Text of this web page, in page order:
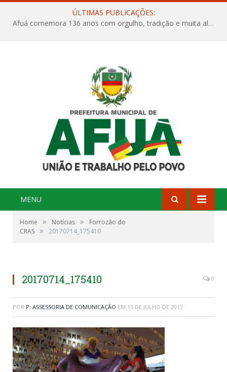
ÚLTIMAS PUBLICAÇÕES:
Afuá comemora 136 anos com orgulho, tradição e muita alegria na Quadra Dr. Nelson Salomão
MENU
Home » Notícias »
Forrozão do
CRAS » 20170714_175410
20170714_175410 0
POR P: ASSESSORIA DE COMUNICAÇÃO EM 15 DE JULHO DE 2017